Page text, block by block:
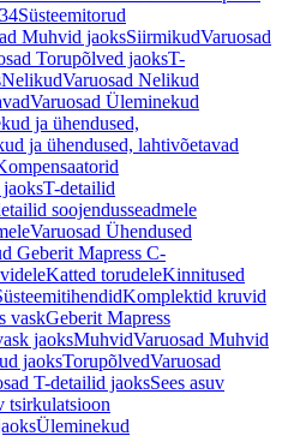
Süsteemitorud
Muhvid jaoksSiirmikudVaruosad
Torupõlved jaoksT-
NelikudVaruosad Nelikud
Varuosad Üleminekud
ja ühendused,
ja ühendused, lahtivõetavad
T-detailid
soojendusseadmele
Varuosad Ühendused
Geberit Mapress C-
Katted torudeleKinnitused
Komplektid kruvid
vaskGeberit Mapress
jaoksMuhvidVaruosad Muhvid
jaoksTorupõlvedVaruosad
T-detailid jaoksSees asuv
tsirkulatsioon
Üleminekud